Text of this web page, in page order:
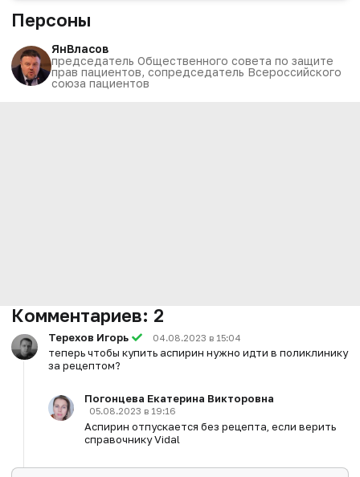
Персоны
ЯнВласов
председатель Общественного совета по защите
прав пациентов, сопредседатель Всероссийского
союза пациентов
Комментариев: 2
Терехов Игорь 04.08.2023 в 15:04
теперь чтобы купить аспирин нужно идти в поликлинику
за рецептом?
Погонцева Екатерина Викторовна
05.08.2023 в 19:16
Аспирин отпускается без рецепта, если верить
справочнику Vidal